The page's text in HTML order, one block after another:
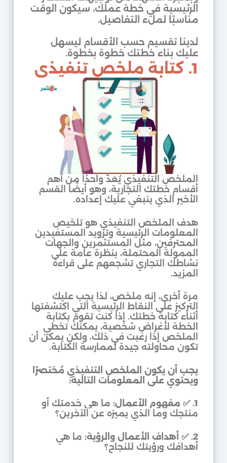
الرئيسية في خطة عملك، سيكون الوقت
مناسبًا لملء التفاصيل.
لدينا تقسيم حسب الأقسام ليسهل
عليك بناء خطتك خطوة بخطوة.
1. كتابة ملخص تنفيذي
الملخص التنفيذي يُعَدّ واحدًا من أهم
أقسام خطتك التجارية، وهو أيضًا القسم
الأخير الذي ينبغي عليك إعداده.
هدف الملخص التنفيذي هو تلخيص
المعلومات الرئيسية وتزويد المستفيدين
المحترفين، مثل المستثمرين والجهات
الممولة المحتملة، بنظرة عامة على
نشاطك التجاري تشجعهم على قراءة
المزيد.
مرة أخرى، إنه ملخص، لذا يجب عليك
التركيز على النقاط الرئيسية التي اكتشفتها
أثناء كتابة خطتك. إذا كنت تقوم بكتابة
الخطة لأغراض شخصية، يمكنك تخطي
الملخص إذا رغبت في ذلك، ولكن يمكن أن
تكون محاولته جيدة لممارسة الكتابة.
يجب أن يكون الملخص التنفيذي مُختصرًا
ويحتوي على المعلومات التالية:
1.
✅ مفهوم الأعمال:ما هي خدمتك أو
منتجك وما الذي يميزه عن الآخرين؟
2.
✅ أهداف الأعمال والرؤية: ما هي
أهدافك ورؤيتك للنجاح؟